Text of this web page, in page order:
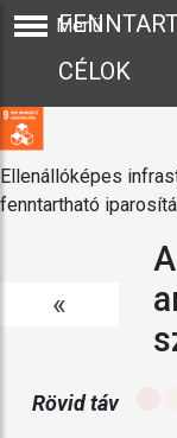
Menü
CÉLOK
Ellenállóképes
fenntartható
«
Rövid táv